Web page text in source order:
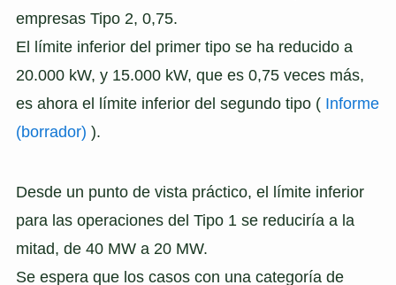
empresas Tipo 2, 0,75.
El límite inferior del primer tipo se ha reducido a
20.000 kW, y 15.000 kW, que es 0,75 veces más,
es ahora el límite inferior del segundo tipo ( Informe
(borrador) ).
Desde un punto de vista práctico, el límite inferior
para las operaciones del Tipo 1 se reduciría a la
mitad, de 40 MW a 20 MW.
Se espera que los casos con una categoría de